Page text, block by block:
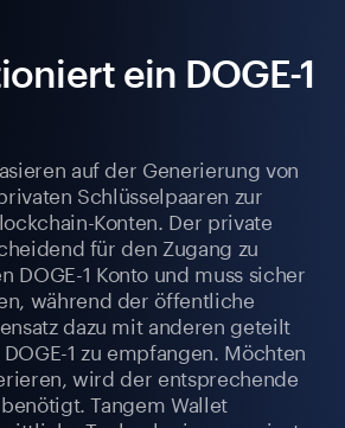
ein DOGE-1
auf der Generierung von
Schlüsselpaaren zur
Konten. Der private
für den Zugang zu
DOGE-1 Konto und muss sicher
während der öffentliche
dazu mit anderen geteilt
1 zu empfangen. Möchten
wird der entsprechende
Tangem Wallet